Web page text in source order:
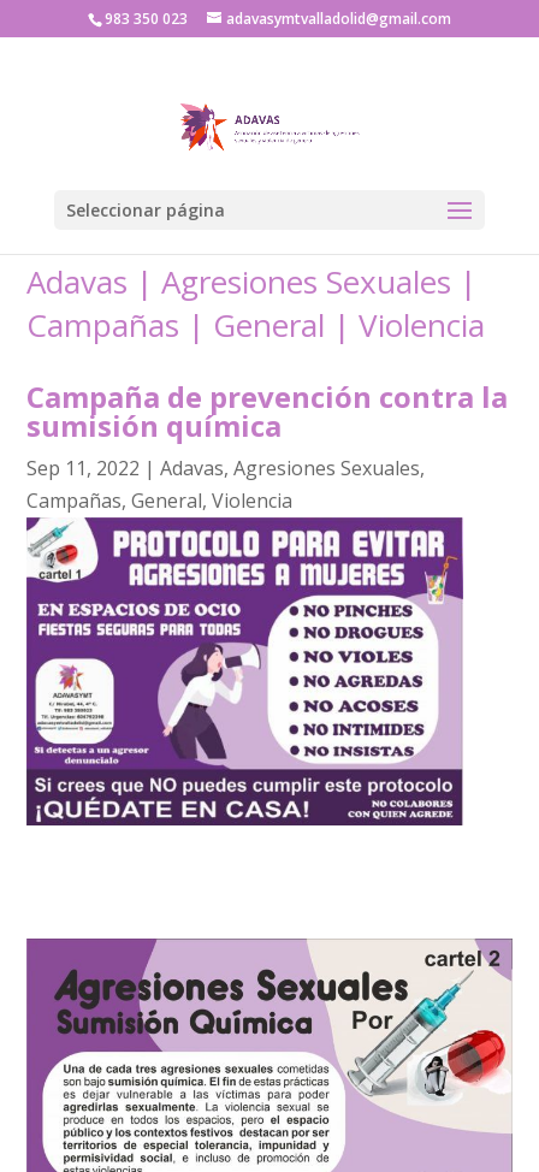
983 350 023 adavasymtvalladolid@gmail.com
Seleccionar página
Adavas |Agresiones Sexuales |
Campañas | General |Violencia
Campaña de prevención contra la
sumisión química
Sep 11, 2022 |Adavas,Agresiones Sexuales,
Campañas,General,Violencia